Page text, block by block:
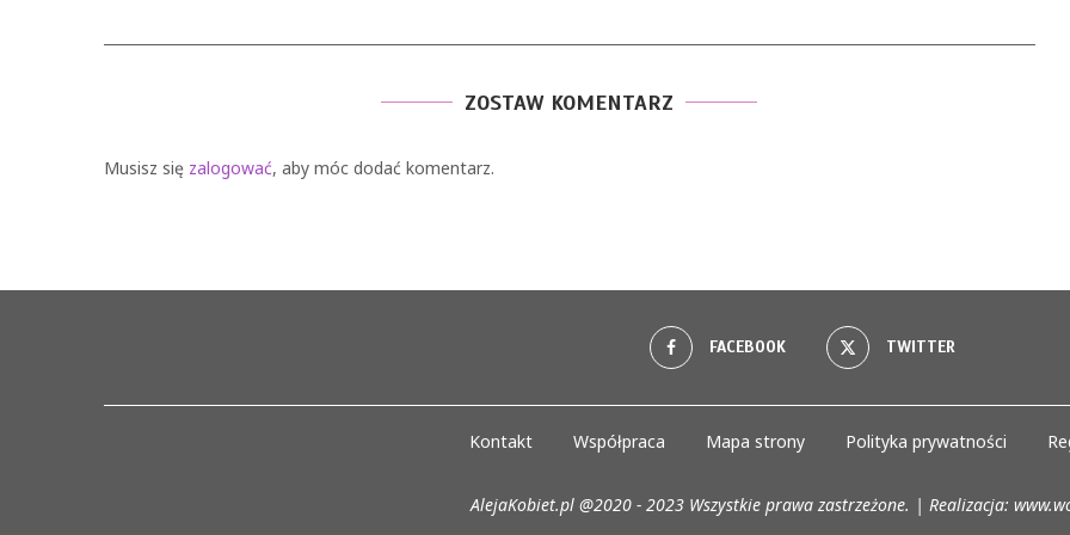
ZOSTAW KOMENTARZ
Musisz się zalogować, aby móc dodać komentarz.
FACEBOOK TWITTER
Kontakt Współpraca Mapa strony Polityka prywatności
AlejaKobiet.pl @2020 - 2023 Wszystkie prawa zastrzeżone. | Realizacja: